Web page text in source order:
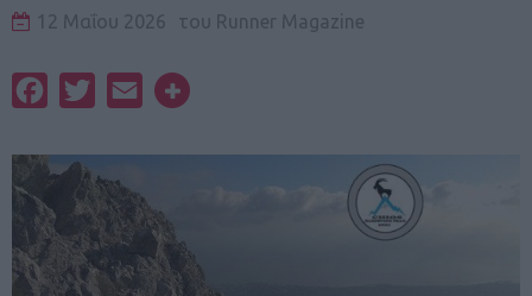
12 Μαΐου 2026 του Runner Magazine
FacebookTwitterEmail